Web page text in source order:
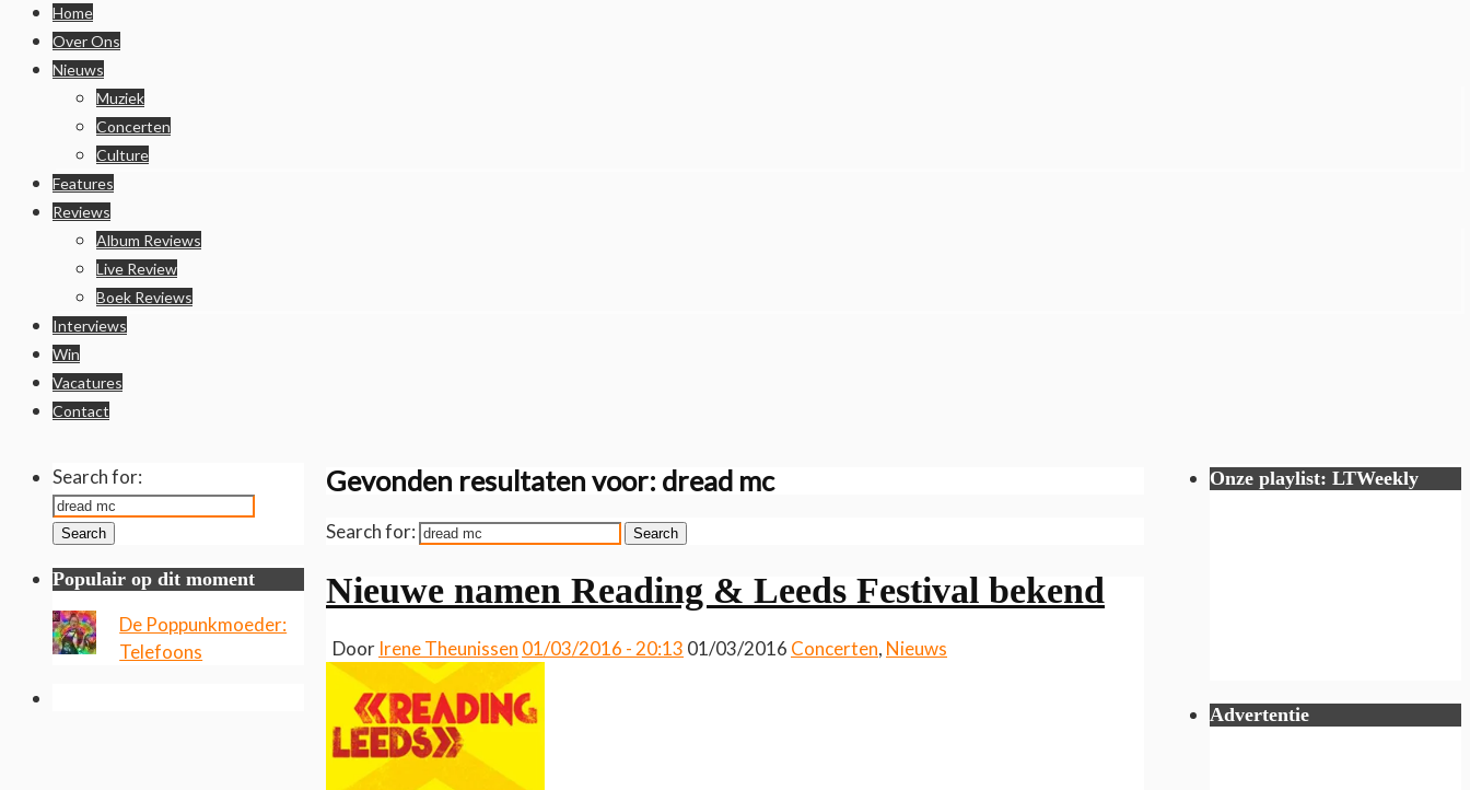
Home
Over Ons
Nieuws
Muziek
Concerten
Culture
Features
Reviews
Album Reviews
Live Review
Boek Reviews
Interviews
Win
Vacatures
Contact
Gevonden resultaten voor: dread mc
Search for: Search
Nieuwe namen Reading & Leeds Festival bekend
Door Irene Theunissen 01/03/2016 - 20:13 01/03/2016 Concerten, Nieuws
Search for:
Search
Populair op dit moment
De Poppunkmoeder:
Telefoons
Onze playlist: LTWeekly
Advertentie